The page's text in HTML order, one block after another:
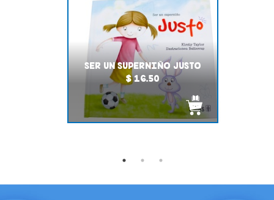
SER UN SUPERNIÑO JUSTO
$ 16.50